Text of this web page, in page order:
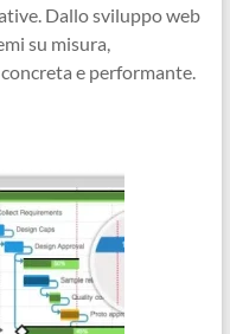
Dallo sviluppo web
su misura,
e performante.